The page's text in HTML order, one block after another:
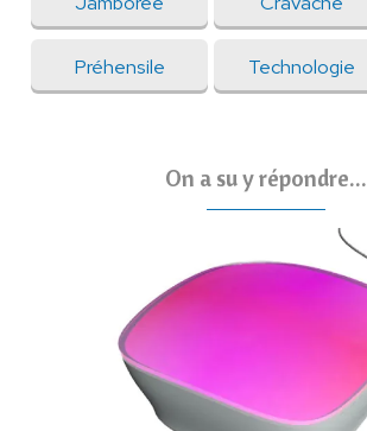
Préhensile Technologie
On a su y répondre...